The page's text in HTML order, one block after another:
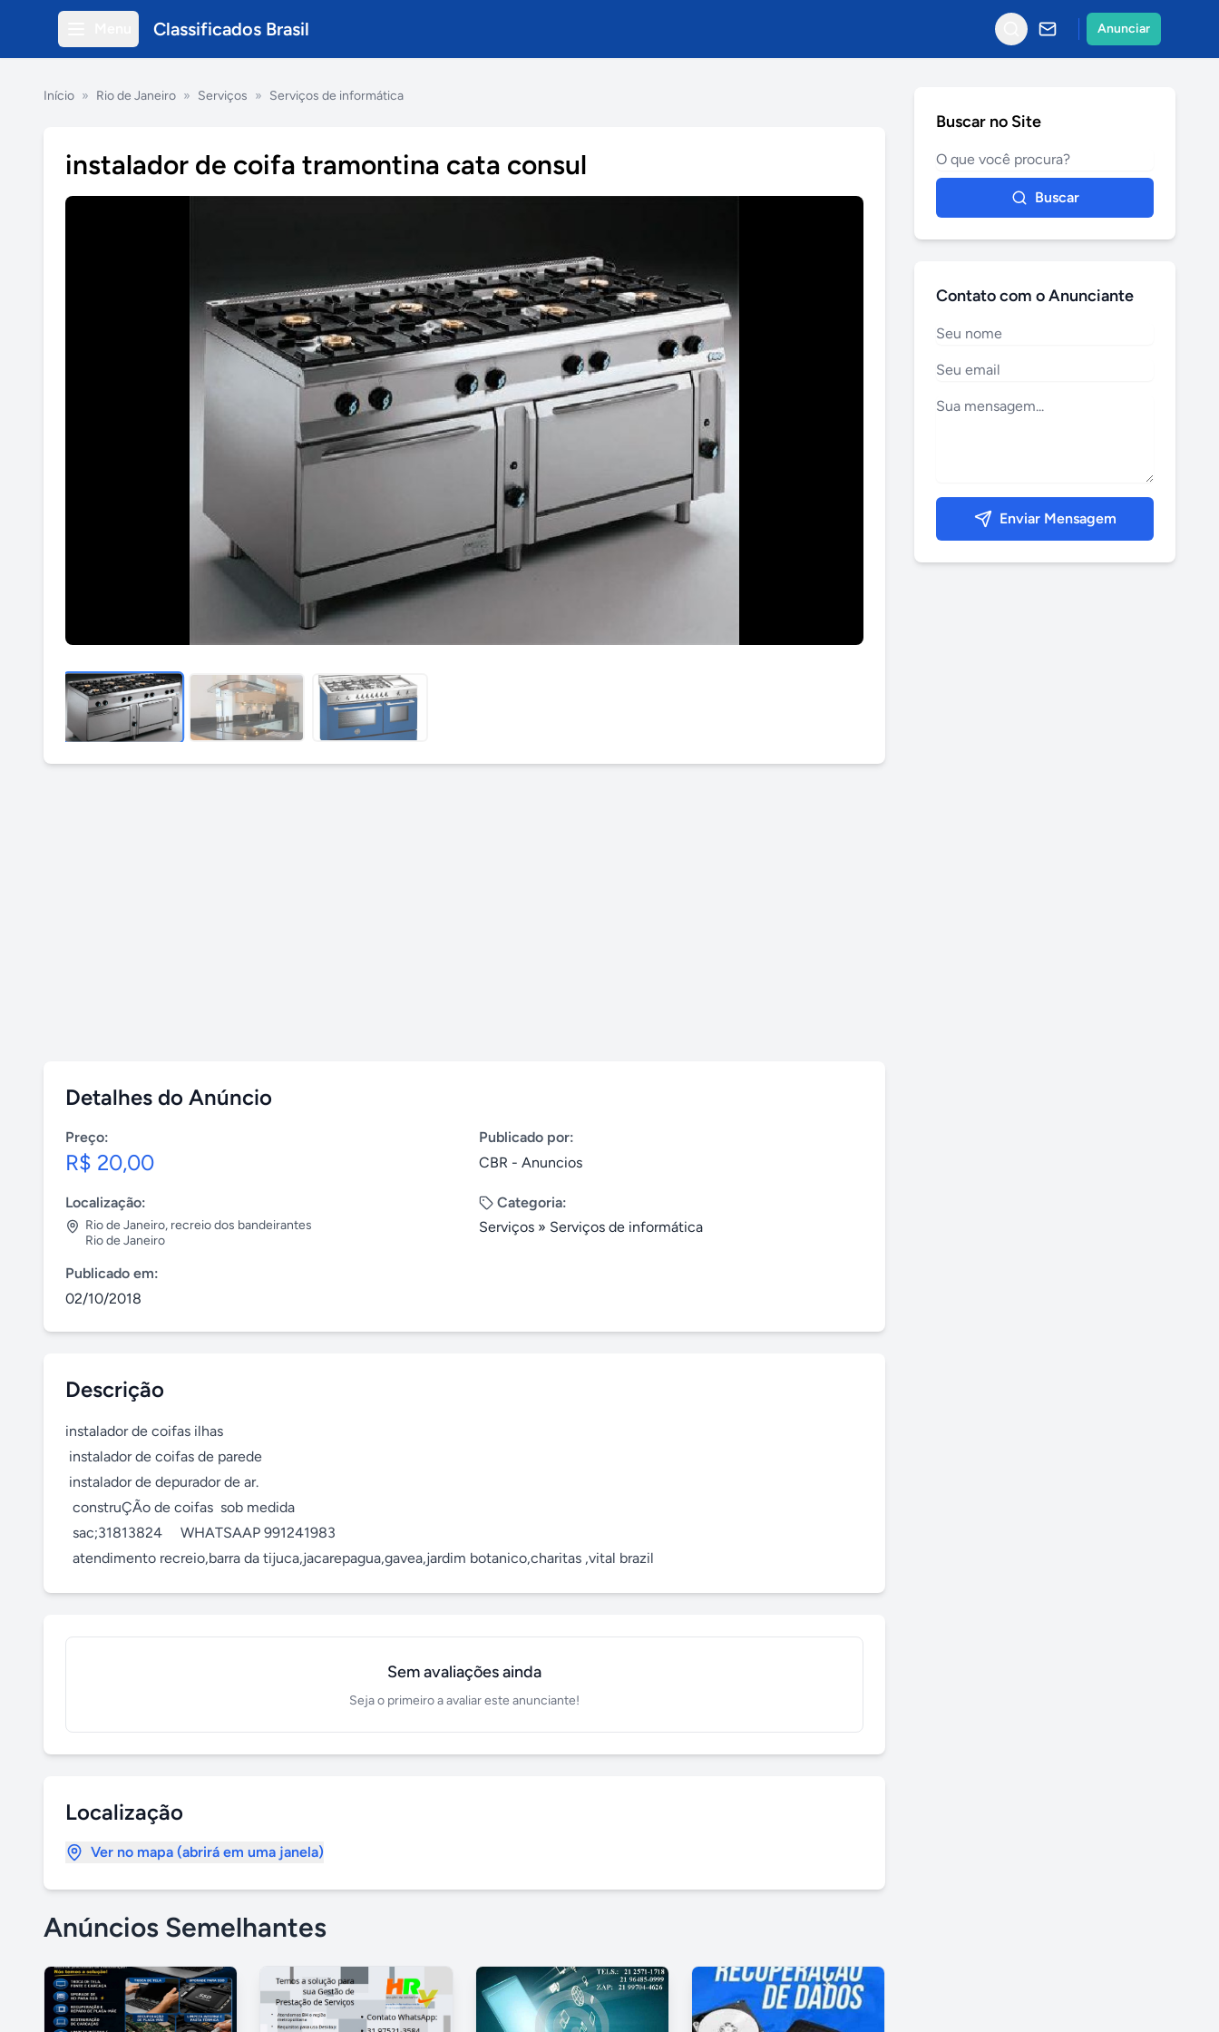
Classificados Brasil Anunciar
Início » Rio de Janeiro » Serviços » Serviços de informática
instalador de coifa tramontina cata consul
Detalhes do Anúncio
Preço:
R$ 20,00
Publicado por:
CBR - Anuncios
Localização:
Rio de Janeiro, recreio dos bandeirantes
Rio de Janeiro
Categoria:
Serviços » Serviços de informática
Publicado em:
02/10/2018
Descrição
instalador de coifas ilhas
  atendimento recreio,barra da tijuca,jacarepagua,gavea,jardim botanico,charitas ,vital brazil
Sem avaliações ainda
Seja o primeiro a avaliar este anunciante!
Localização
Ver no mapa (abrirá em uma janela)
Anúncios Semelhantes
Buscar no Site
Buscar
Contato com o Anunciante
Enviar Mensagem